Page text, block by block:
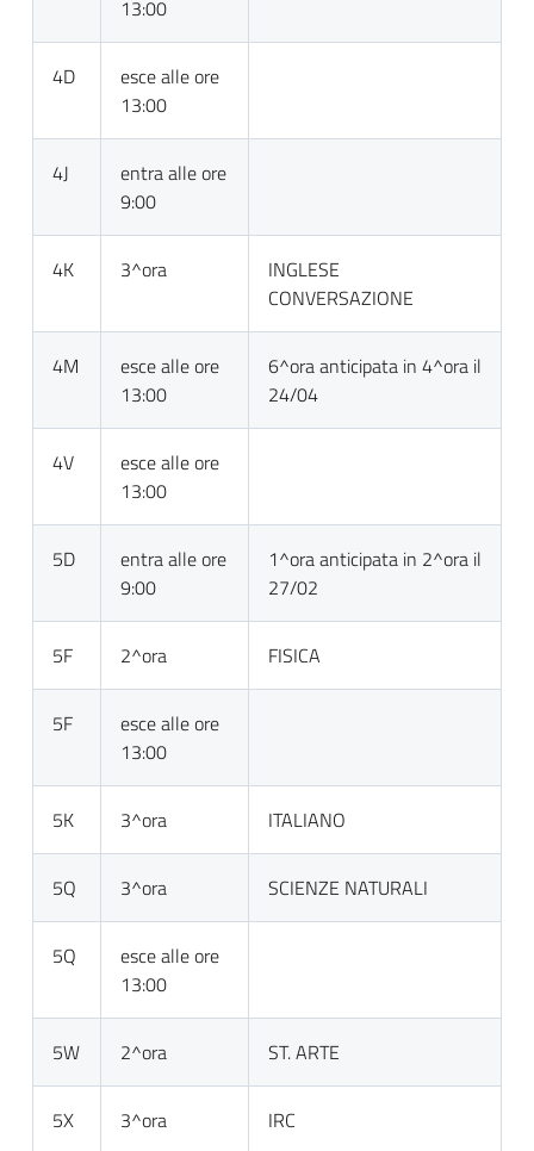
13:00
4D
esce alle ore
13:00
4J
entra alle ore
9:00
4K 3^ora
INGLESE
CONVERSAZIONE
4M
esce alle ore
13:00
6^ora anticipata in 4^ora il
24/04
4V
esce alle ore
13:00
5D
entra alle ore
9:00
1^ora anticipata in 2^ora il
27/02
5F 2^ora FISICA
5F
esce alle ore
13:00
5K 3^ora ITALIANO
5Q 3^ora SCIENZE NATURALI
5Q
esce alle ore
13:00
5W 2^ora ST. ARTE
5X 3^ora IRC